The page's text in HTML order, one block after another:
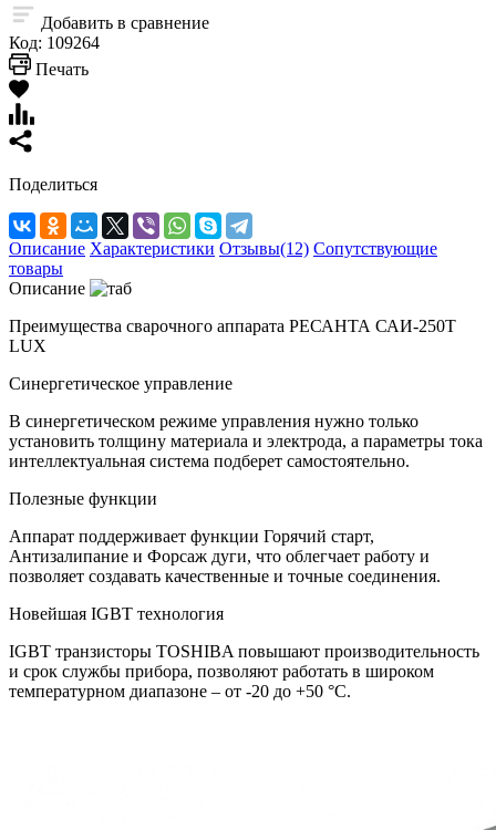
Добавить в сравнение
Код: 109264
Печать
Поделиться
Описание Характеристики Отзывы(12) Сопутствующие
товары
Описание
Преимущества сварочного аппарата РЕСАНТА САИ-250Т
LUX
Синергетическое управление
В синергетическом режиме управления нужно только
установить толщину материала и электрода, а параметры тока
интеллектуальная система подберет самостоятельно.
Полезные функции
Аппарат поддерживает функции Горячий старт,
Антизалипание и Форсаж дуги, что облегчает работу и
позволяет создавать качественные и точные соединения.
Новейшая IGBT технология
IGBT транзисторы TOSHIBA повышают производительность
и срок службы прибора, позволяют работать в широком
температурном диапазоне – от -20 до +50 °С.